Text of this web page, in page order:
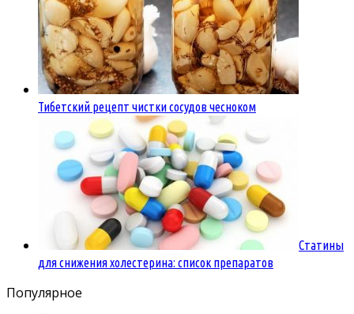
Тибетский рецепт чистки сосудов чесноком
Статины
для снижения холестерина: список препаратов
Популярное